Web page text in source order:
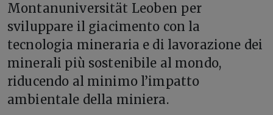
Montanuniversität Leoben per
sviluppare il giacimento con la
tecnologia mineraria e di lavorazione dei
minerali più sostenibile al mondo,
riducendo al minimo l’impatto
ambientale della miniera.